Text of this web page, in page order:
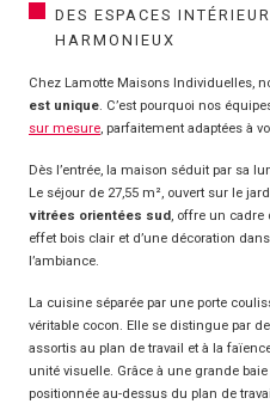
DES ESPACES
HARMONIEUX
Chez Lamotte Maisons Individuelles,
est unique. C’est pourquoi nos
sur mesure, parfaitement adaptées à
Dès l’entrée, la maison séduit par sa
Le séjour de 27,55 m², ouvert sur le
vitrées orientées sud, offre un cadre
effet bois clair et d’une décoration
l’ambiance.
La cuisine séparée par une porte
véritable cocon. Elle se distingue par
assortis au plan de travail et à la
unité visuelle. Grâce à une grande
positionnée au-dessus du plan de